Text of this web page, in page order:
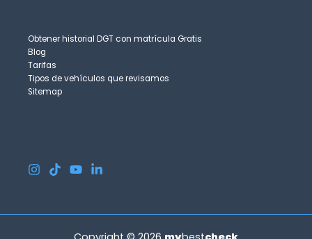
Obtener historial DGT con matrícula Gratis
Blog
Tarifas
Tipos de vehículos que revisamos
Sitemap